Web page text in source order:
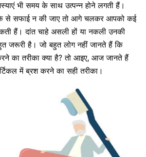
भी समय के साथ उत्पन्न होने लगती हैं।
से सफाई न की जाए तो आगे चलकर आपको कई
हैं। दांत चाहे असली हों या नकली उनकी
जरूरी है। जो बहुत लोग नहीं जानते हैं कि
का तरीका क्या है? तो आइए, आज जानते हैं
में ब्रश करने का सही तरीका।